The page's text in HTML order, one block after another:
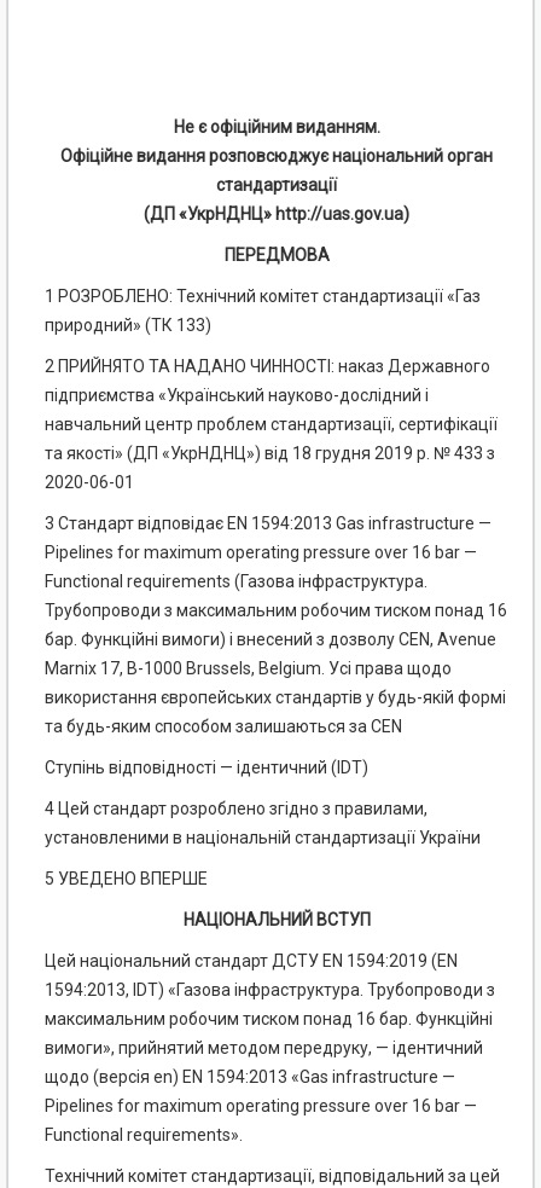
Не є офіційним виданням.
Офіційне видання розповсюджує національний орган
стандартизації
(ДП «УкрНДНЦ» http://uas.gov.ua)
ПЕРЕДМОВА
1 РОЗРОБЛЕНО: Технічний комітет стандартизації «Газ
природний» (ТК 133)
2 ПРИЙНЯТО ТА НАДАНО ЧИННОСТІ: наказ Державного
підприємства «Український науково-дослідний і
навчальний центр проблем стандартизації, сертифікації
та якості» (ДП «УкрНДНЦ») від 18 грудня 2019 р. № 433 з
2020-06-01
3 Стандарт відповідає EN 1594:2013 Gas infrastructure —
Pipelines for maximum operating pressure over 16 bar —
Functional requirements (Газова інфраструктура.
Трубопроводи з максимальним робочим тиском понад 16
бар. Функційні вимоги) і внесений з дозволу CEN, Avenue
Marnix 17, В-1000 Brussels, Belgium. Усі права щодо
використання європейських стандартів у будь-якій формі
та будь-яким способом залишаються за CEN
Ступінь відповідності — ідентичний (IDT)
4 Цей стандарт розроблено згідно з правилами,
установленими в національній стандартизації України
5 УВЕДЕНО ВПЕРШЕ
НАЦІОНАЛЬНИЙ ВСТУП
Цей національний стандарт ДСТУ EN 1594:2019 (EN
1594:2013, IDT) «Газова інфраструктура. Трубопроводи з
максимальним робочим тиском понад 16 бар. Функційні
вимоги», прийнятий методом передруку, — ідентичний
щодо (версія en) EN 1594:2013 «Gas infrastructure —
Pipelines for maximum operating pressure over 16 bar —
Functional requirements».
Технічний комітет стандартизації, відповідальний за цей